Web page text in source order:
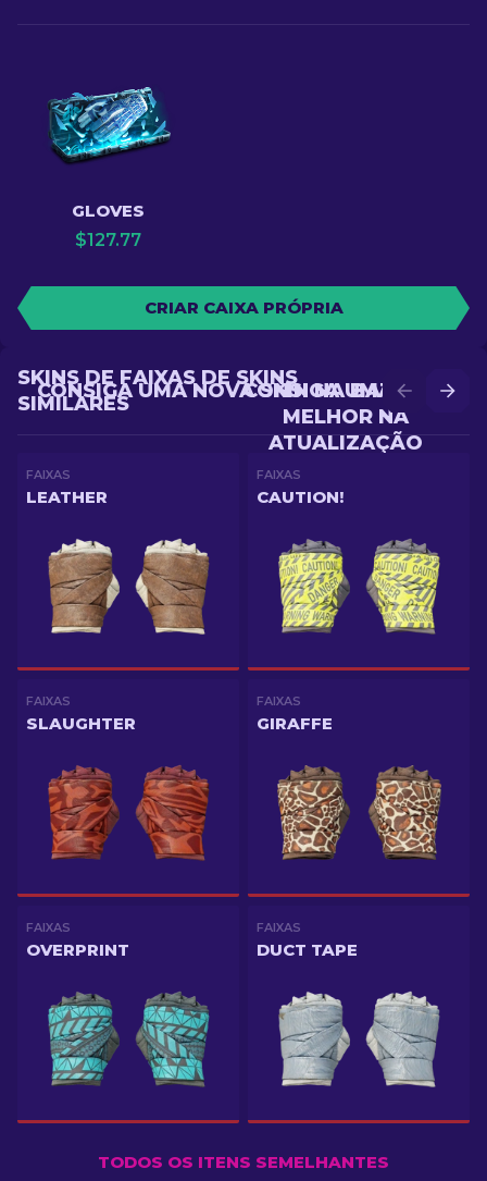
GLOVES
$127.77
CRIAR CAIXA PRÓPRIA
CONSIGA UMA SKIN
MELHOR NA
ATUALIZAÇÃO
CONSIGA UMA NOVA SKIN NA BATALHA
SKINS DE FAIXAS DE SKINS
SIMILARES
FAIXAS
LEATHER
FAIXAS
CAUTION!
FAIXAS
SLAUGHTER
FAIXAS
GIRAFFE
FAIXAS
OVERPRINT
FAIXAS
DUCT TAPE
TODOS OS ITENS SEMELHANTES